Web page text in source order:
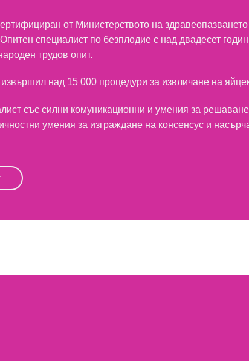
от Министерството на
специалист по безплодие с над двадесет
трудов опит.
над 15 000 процедури за извличане на
със силни комуникационни и умения за
умения за изграждане на консенсус и